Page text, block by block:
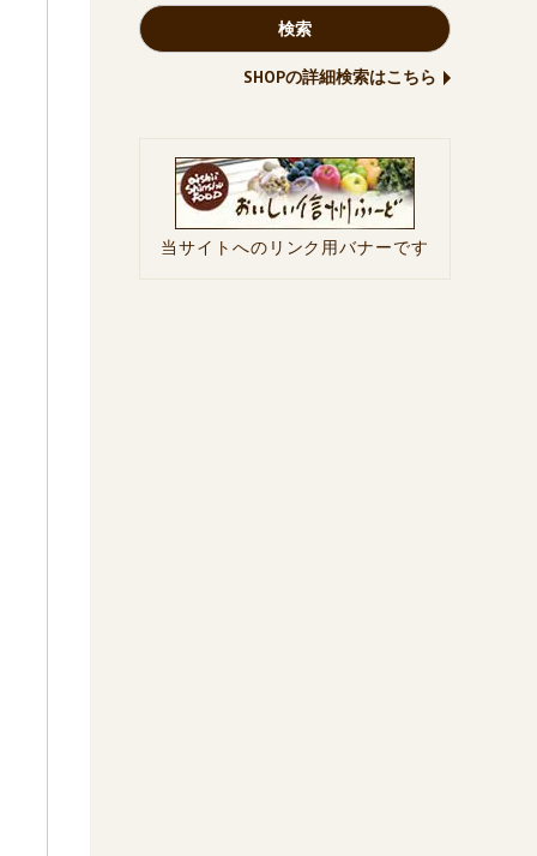
SHOPの詳細検索はこちら
当サイトへのリンク用バナーです